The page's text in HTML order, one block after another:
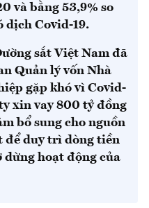
và bằng 53,9% so
dịch Covid-19.
sắt Việt Nam đã
Quản lý vốn Nhà
gặp khó vì Covid-
xin vay 800 tỷ đồng
bổ sung cho nguồn
để duy trì dòng tiền
dừng hoạt động của